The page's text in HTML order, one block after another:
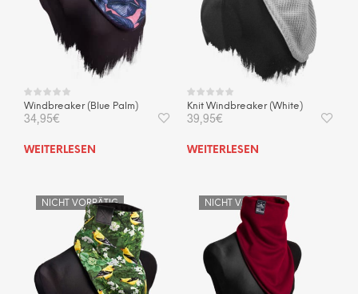
Windbreaker (Blue Palm)
34,95€
WEITERLESEN
Knit Windbreaker (White)
39,95€
WEITERLESEN
NICHT VORRÄTIG NICHT VORRÄTIG